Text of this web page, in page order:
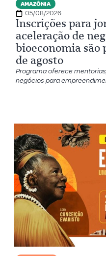
AMAZÔNIA
05/08/2026
Inscrições para
aceleração de
bioeconomia são
de agosto
Programa oferece
negócios para